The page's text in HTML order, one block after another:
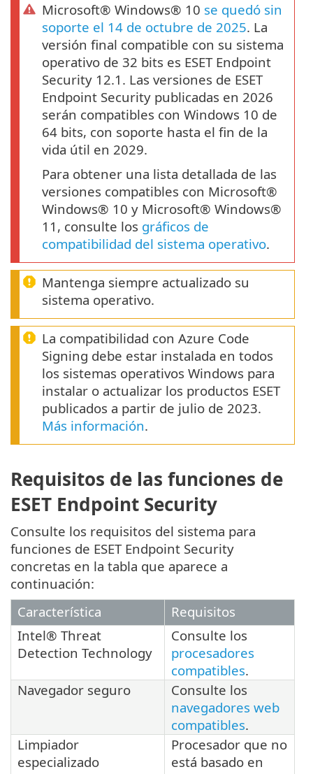
Microsoft® Windows® 10 se quedó sin
soporte el 14 de octubre de 2025. La
versión final compatible con su sistema
operativo de 32 bits es ESET Endpoint
Security 12.1. Las versiones de ESET
Endpoint Security publicadas en 2026
serán compatibles con Windows 10 de
64 bits, con soporte hasta el fin de la
vida útil en 2029.
Para obtener una lista detallada de las
versiones compatibles con Microsoft®
Windows® 10 y Microsoft® Windows®
11, consulte los gráficos de
compatibilidad del sistema operativo.
Mantenga siempre actualizado su
sistema operativo.
La compatibilidad con Azure Code
Signing debe estar instalada en todos
los sistemas operativos Windows para
instalar o actualizar los productos ESET
publicados a partir de julio de 2023.
Más información.
Requisitos de las funciones de
ESET Endpoint Security
Consulte los requisitos del sistema para
funciones de ESET Endpoint Security
concretas en la tabla que aparece a
continuación:
Característica
Requisitos
Intel® Threat
Detection Technology
Consulte los
procesadores
compatibles.
Navegador seguro
Consulte los
navegadores web
compatibles.
Limpiador
especializado
Procesador que no
está basado en